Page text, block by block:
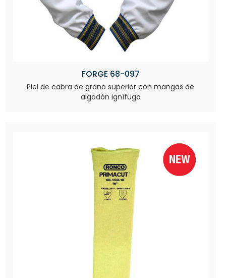
FORGE 68-097
Piel de cabra de grano superior con mangas de
algodón ignífugo